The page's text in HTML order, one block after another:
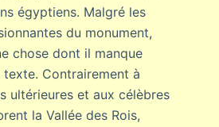
égyptiens. Malgré les
du monument,
chose dont il manque
Contrairement à
ultérieures et aux célèbres
la Vallée des Rois,